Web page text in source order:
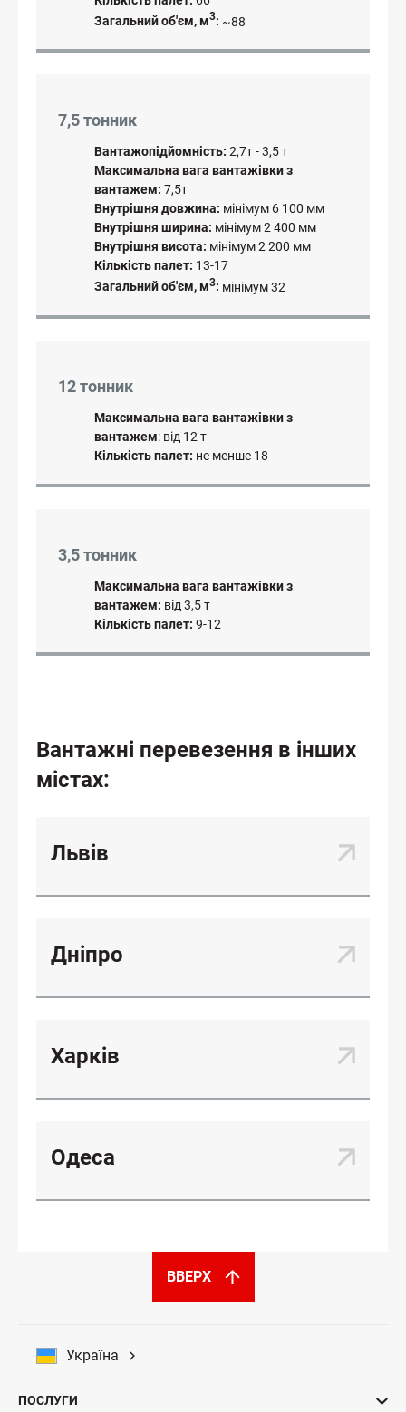
Загальний об'єм, м3: ~88
7,5 тонник
Вантажопідйомність: 2,7т - 3,5 т
Максимальна вага вантажівки з
вантажем: 7,5т
Внутрішня довжина: мінімум 6 100 мм
Внутрішня ширина: мінімум 2 400 мм
Внутрішня висота: мінімум 2 200 мм
Кількість палет: 13-17
Загальний об'єм, м3: мінімум 32
12 тонник
Максимальна вага вантажівки з
вантажем: від 12 т
Кількість палет: не менше 18
3,5 тонник
Максимальна вага вантажівки з
вантажем: від 3,5 т
Кількість палет: 9-12
Вантажні перевезення в інших
містах:
Львів
Дніпро
Харків
Одеса
Україна
ВВЕРХ
ПОСЛУГИ